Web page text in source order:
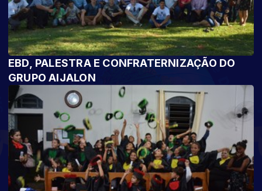
EBD, PALESTRA E CONFRATERNIZAÇÃO DO
GRUPO AIJALON